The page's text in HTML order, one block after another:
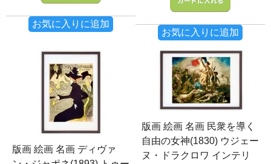
お気に入りに追加
お気に入りに追加
版画 絵画 名画 ディヴァ
版画 絵画 名画 民衆を導く
自由の女神(1830) ウジェー
ヌ・ドラクロワ インテリ